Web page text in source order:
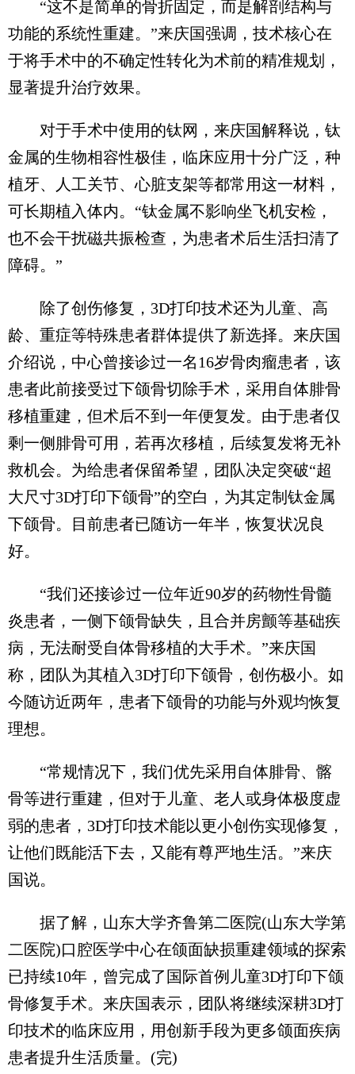
“这不是简单的骨折固定，而是解剖结构与
功能的系统性重建。”来庆国强调，技术核心在
于将手术中的不确定性转化为术前的精准规划，
显著提升治疗效果。
对于手术中使用的钛网，来庆国解释说，钛
金属的生物相容性极佳，临床应用十分广泛，种
植牙、人工关节、心脏支架等都常用这一材料，
可长期植入体内。“钛金属不影响坐飞机安检，
也不会干扰磁共振检查，为患者术后生活扫清了
障碍。”
除了创伤修复，3D打印技术还为儿童、高
龄、重症等特殊患者群体提供了新选择。来庆国
介绍说，中心曾接诊过一名16岁骨肉瘤患者，该
患者此前接受过下颌骨切除手术，采用自体腓骨
移植重建，但术后不到一年便复发。由于患者仅
剩一侧腓骨可用，若再次移植，后续复发将无补
救机会。为给患者保留希望，团队决定突破“超
大尺寸3D打印下颌骨”的空白，为其定制钛金属
下颌骨。目前患者已随访一年半，恢复状况良
好。
“我们还接诊过一位年近90岁的药物性骨髓
炎患者，一侧下颌骨缺失，且合并房颤等基础疾
病，无法耐受自体骨移植的大手术。”来庆国
称，团队为其植入3D打印下颌骨，创伤极小。如
今随访近两年，患者下颌骨的功能与外观均恢复
理想。
“常规情况下，我们优先采用自体腓骨、髂
骨等进行重建，但对于儿童、老人或身体极度虚
弱的患者，3D打印技术能以更小创伤实现修复，
让他们既能活下去，又能有尊严地生活。”来庆
国说。
据了解，山东大学齐鲁第二医院(山东大学第
二医院)口腔医学中心在颌面缺损重建领域的探索
已持续10年，曾完成了国际首例儿童3D打印下颌
骨修复手术。来庆国表示，团队将继续深耕3D打
印技术的临床应用，用创新手段为更多颌面疾病
患者提升生活质量。(完)